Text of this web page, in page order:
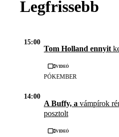
Legfrissebb
15:00
Tom Holland ennyit
Videó
PÓKEMBER
14:00
A Buffy, a vámpírok
posztolt
Videó